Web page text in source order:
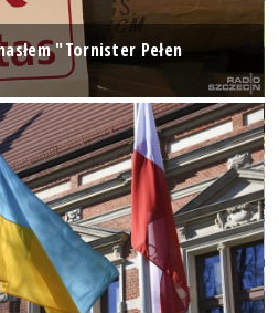
"Tornister Pełen